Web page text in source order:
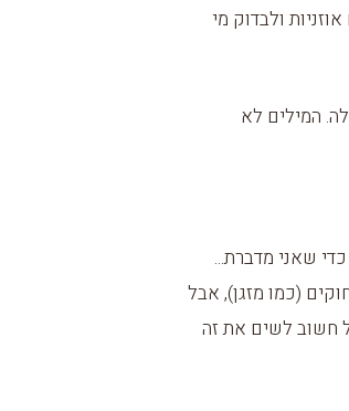
ולבדוק מי
המילים לא
שאני מדברת...
(כמו מזגן), אבל
חשוב לשים את זה